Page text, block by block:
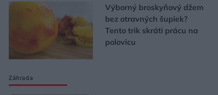
Výborný broskyňový džem
bez otravných šupiek?
Tento trik skráti prácu na
polovicu
Záhrada